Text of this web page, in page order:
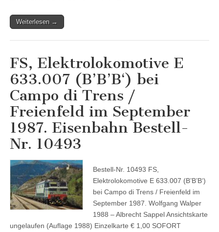
Weiterlesen →
FS, Elektrolokomotive E
633.007 (B’B’B‘) bei
Campo di Trens /
Freienfeld im September
1987. Eisenbahn Bestell-
Nr. 10493
Bestell-Nr. 10493 FS,
Elektrolokomotive E 633.007 (B’B’B‘)
bei Campo di Trens / Freienfeld im
September 1987. Wolfgang Walper
1988 – Albrecht Sappel Ansichtskarte
ungelaufen (Auflage 1988) Einzelkarte € 1,00 SOFORT